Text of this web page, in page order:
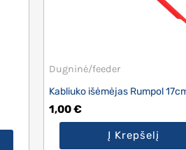
Dugninė/feeder
Kabliuko išėmėjas Rumpol
1,00€
Į Krepšelį